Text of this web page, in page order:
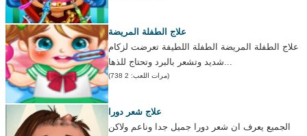
علاج الطفلة المريضة
علاج الطفلة المريضة الطفلة اللطيفة تعرضت لزكام
شديد وتشعر بالبرد وتحتاج للذها...
(مرات اللعب: 2 738)
علاج شعر دورا
الجميع يعرف ان شعر دورا جميل جدا وناعم ولاكن